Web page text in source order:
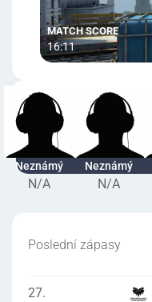
16:11
Neznámý
N/A
Neznámý
N/A
Poslední zápasy
27.